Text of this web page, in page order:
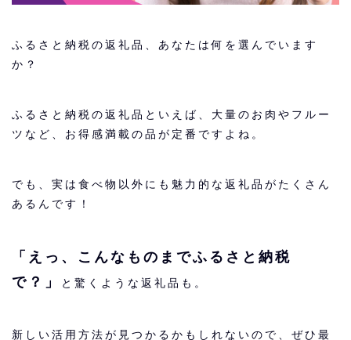
ふるさと納税の返礼品、あなたは何を選んでいます
か？
ふるさと納税の返礼品といえば、大量のお肉やフルー
ツなど、お得感満載の品が定番ですよね。
でも、実は食べ物以外にも魅力的な返礼品がたくさん
あるんです！
「えっ、こんなものまでふるさと納税
で？」
と驚くような返礼品も。
新しい活用方法が見つかるかもしれないので、ぜひ最